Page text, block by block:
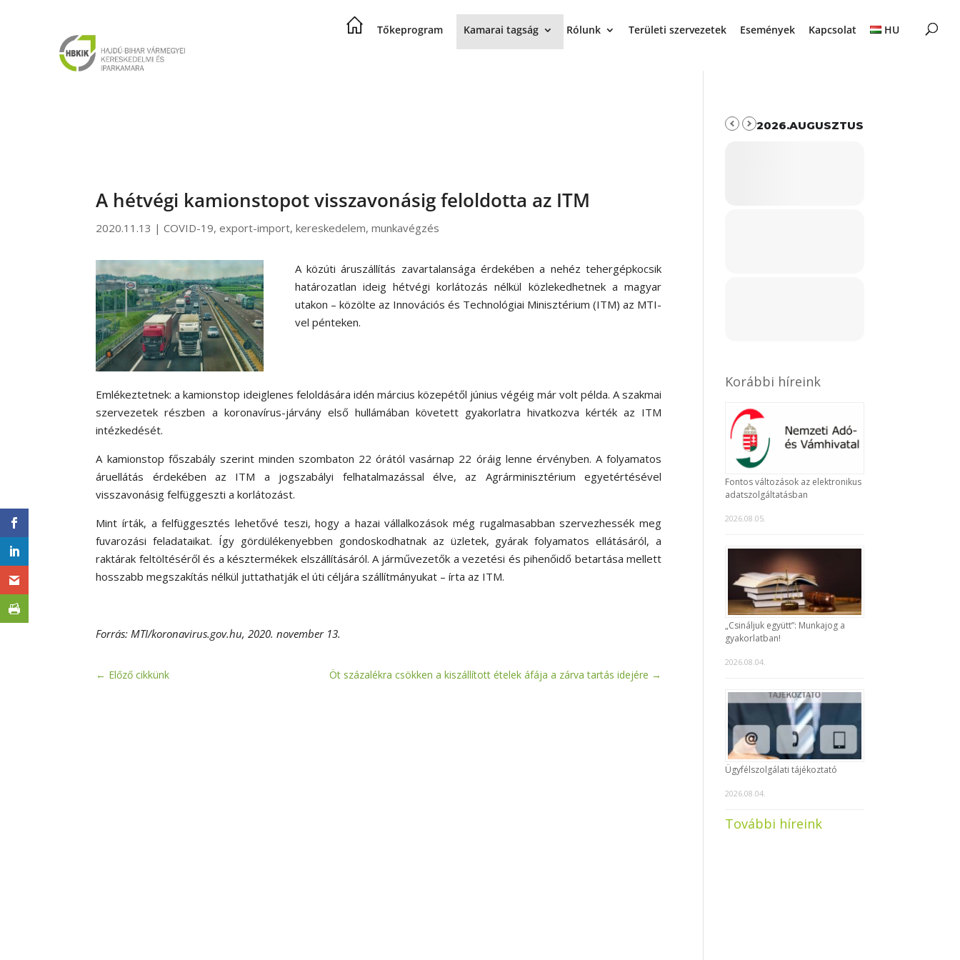
Tőkeprogram Kamarai tagság Rólunk Területi szervezetek Események Kapcsolat HU
A hétvégi kamionstopot visszavonásig feloldotta az ITM
2020.11.13 |COVID-19,export-import,kereskedelem,munkavégzés
A közúti áruszállítás zavartalansága érdekében a nehéz tehergépkocsik
határozatlan ideig hétvégi korlátozás nélkül közlekedhetnek a magyar
utakon – közölte az Innovációs és Technológiai Minisztérium (ITM) az MTI-
vel pénteken.
Emlékeztetnek: a kamionstop ideiglenes feloldására idén március közepétől június végéig már volt példa. A szakmai
szervezetek részben a koronavírus-járvány első hullámában követett gyakorlatra hivatkozva kérték az ITM
intézkedését.
A kamionstop főszabály szerint minden szombaton 22 órától vasárnap 22 óráig lenne érvényben. A folyamatos
áruellátás érdekében az ITM a jogszabályi felhatalmazással élve, az Agrárminisztérium egyetértésével
visszavonásig felfüggeszti a korlátozást.
Mint írták, a felfüggesztés lehetővé teszi, hogy a hazai vállalkozások még rugalmasabban szervezhessék meg
fuvarozási feladataikat. Így gördülékenyebben gondoskodhatnak az üzletek, gyárak folyamatos ellátásáról, a
raktárak feltöltéséről és a késztermékek elszállításáról. A járművezetők a vezetési és pihenőidő betartása mellett
hosszabb megszakítás nélkül juttathatják el úti céljára szállítmányukat – írta az ITM.
Forrás: MTI/koronavirus.gov.hu, 2020. november 13.
← Előző cikkünk Öt százalékra csökken a kiszállított ételek áfája a zárva tartás idejére →
2026.AUGUSZTUS
Korábbi híreink
Fontos változások az elektronikus
adatszolgáltatásban
2026.08.05.
„Csináljuk együtt”: Munkajog a
gyakorlatban!
2026.08.04.
Ügyfélszolgálati tájékoztató
2026.08.04.
További híreink